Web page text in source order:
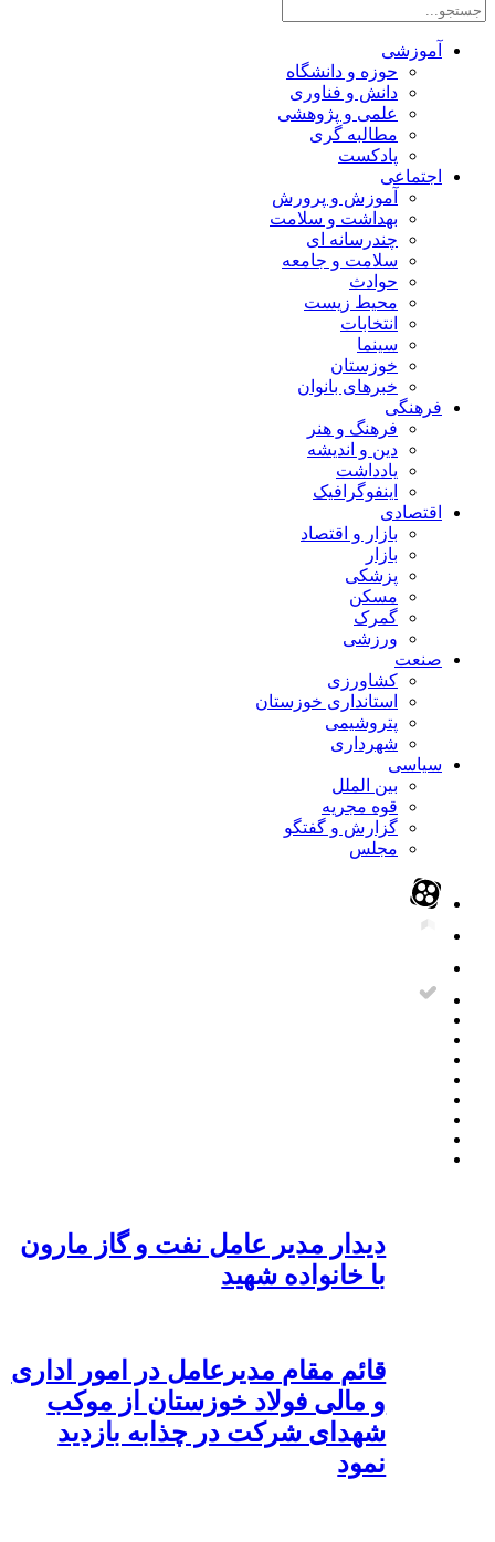
آموزشی
حوزه و دانشگاه
دانش و فناوری
علمی و پژوهشی
مطالبه گری
پادکست
اجتماعی
آموزش و پرورش
بهداشت و سلامت
چندرسانه ای
سلامت و جامعه
حوادث
محیط زیست
انتخابات
سینما
خوزستان
خبرهای بانوان
فرهنگی
فرهنگ و هنر
دین و اندیشه
یادداشت
اینفوگرافیک
اقتصادی
بازار و اقتصاد
بازار
پزشکی
مسکن
گمرک
ورزشی
صنعت
کشاورزی
استانداری خوزستان
پتروشیمی
شهرداری
سیاسی
بین الملل
قوه مجریه
گزارش و گفتگو
مجلس
دیدار مدیر عامل نفت و گاز مارون
با خانواده شهید
قائم مقام مدیرعامل در امور اداری
و مالی فولاد خوزستان از موکب
شهدای شرکت در چذابه بازدید
نمود